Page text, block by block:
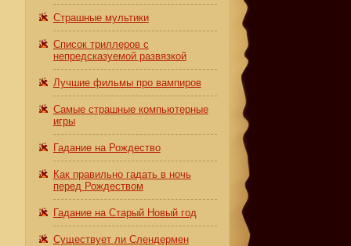
Страшные мультики
Список триллеров с
непредсказуемой развязкой
Лучшие фильмы про вампиров
Самые страшные компьютерные
игры
Гадание на Рождество
Как правильно гадать в ночь
перед Рождеством
Гадание на Старый Новый год
Существует ли Слендермен